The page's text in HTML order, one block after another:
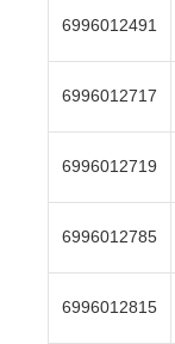
6996012491
6996012717
6996012719
6996012785
6996012815